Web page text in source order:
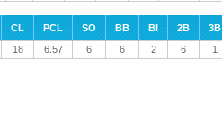
CL PCL SO BB BI 2B 3B
18 6.57 6 6 2 6 1